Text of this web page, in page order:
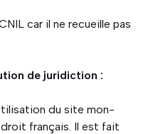
car il ne recueille pas
de juridiction :
du site mon-
français. Il est fait